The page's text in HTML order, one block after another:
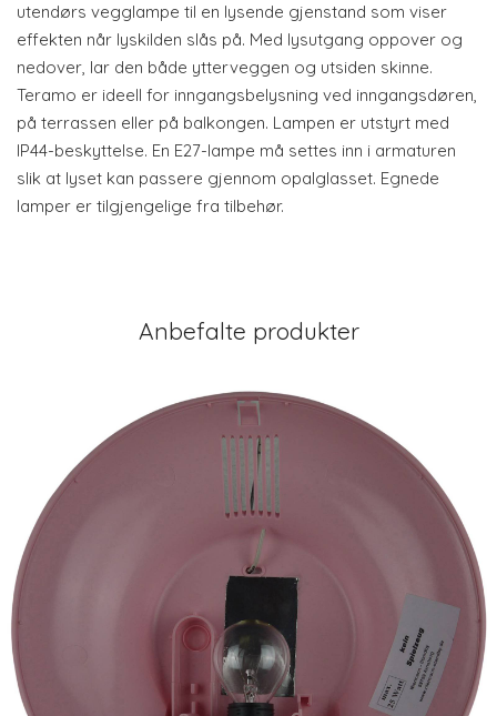
utendørs vegglampe til en lysende gjenstand som viser
effekten når lyskilden slås på. Med lysutgang oppover og
nedover, lar den både ytterveggen og utsiden skinne.
Teramo er ideell for inngangsbelysning ved inngangsdøren,
på terrassen eller på balkongen. Lampen er utstyrt med
IP44-beskyttelse. En E27-lampe må settes inn i armaturen
slik at lyset kan passere gjennom opalglasset. Egnede
lamper er tilgjengelige fra tilbehør.
Anbefalte produkter